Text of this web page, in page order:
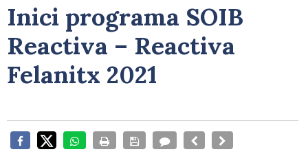
Inici programa SOIB
Reactiva – Reactiva
Felanitx 2021